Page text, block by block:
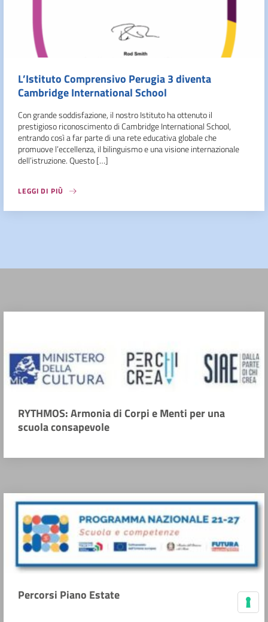
L’Istituto Comprensivo Perugia 3 diventa
Cambridge International School
Con grande soddisfazione, il nostro Istituto ha ottenuto il
prestigioso riconoscimento di Cambridge International School,
entrando così a far parte di una rete educativa globale che
promuove l’eccellenza, il bilinguismo e una visione internazionale
dell’istruzione. Questo […]
LEGGI DI PIÙ
RYTHMOS: Armonia di Corpi e Menti per una
scuola consapevole
Percorsi Piano Estate
Le